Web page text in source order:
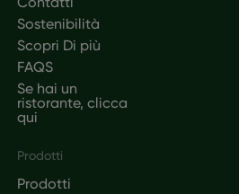
Sostenibilità
Scopri Di più
FAQS
Se hai un
ristorante, clicca
qui
Prodotti
Prodotti